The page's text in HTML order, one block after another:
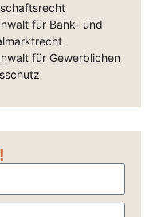
für Bank- und
für Gewerblichen